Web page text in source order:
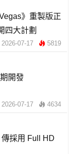
》重製版正
四大計劃
2026-07-17 5819
期開發
2026-07-17 4634
採用 Full HD